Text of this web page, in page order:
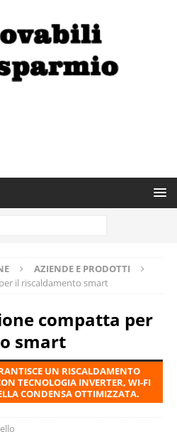
AZIENDE E PRODOTTI
il riscaldamento smart
compatta per
smart
UN RISCALDAMENTO
TECNOLOGIA INVERTER, WI-FI
CONDENSA OTTIMIZZATA.